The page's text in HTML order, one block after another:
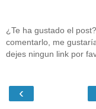
¿Te ha gustado el
comentarlo, me
dejes ningun link por
‹